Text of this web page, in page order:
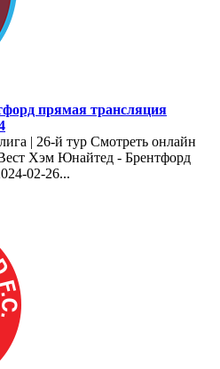
прямая трансляция
| 26-й тур Смотреть онлайн
Хэм Юнайтед - Брентфорд
02-26...